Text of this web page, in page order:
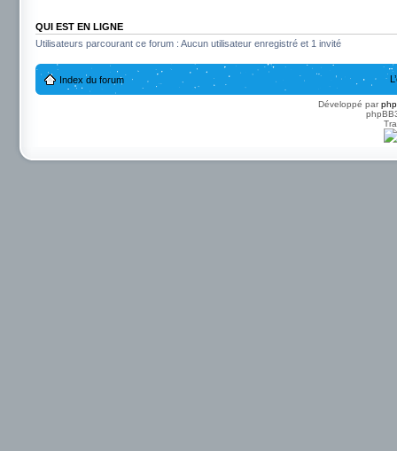
QUI EST EN LIGNE
Utilisateurs parcourant ce forum : Aucun utilisateur enregistré et 1 invité
Index du forum
Développé par